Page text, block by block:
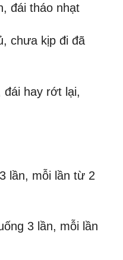
đái tháo nhạt
chưa kịp đi đã
hay rớt lại,
lần, mỗi lần từ 2
3 lần, mỗi lần